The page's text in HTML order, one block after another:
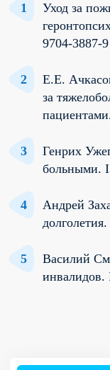
Уход за
9704-3887-9
Е.Е.
за
Генрих
больными.
Андрей
Василий
инвалидов.